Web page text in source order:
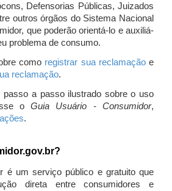
Defensorias Públicas, Juizados
outros órgãos do Sistema Nacional
que poderão orientá-lo e auxiliá-
problema de consumo.
como registrar sua reclamaçãoe
reclamação.
passo a passo ilustrado sobre o uso
oGuia Usuário - Consumidor,
.
é um serviço público e gratuito que
direta entre consumidores e